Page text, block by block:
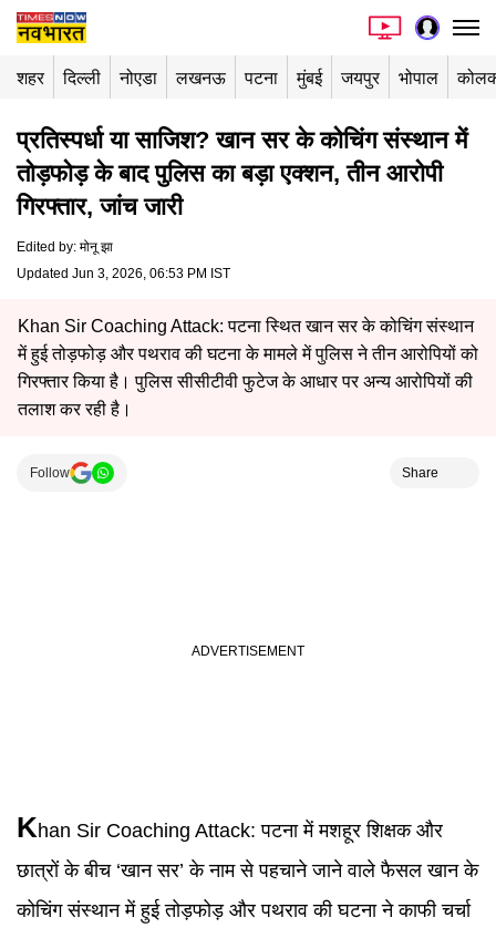
शहर दिल्ली नोएडा लखनऊ पटना मुंबई जयपुर भोपाल
प्रतिस्पर्धा या साजिश? खान सर के कोचिंग संस्थान में
तोड़फोड़ के बाद पुलिस का बड़ा एक्शन, तीन आरोपी
गिरफ्तार, जांच जारी
Edited by: मोनू झा
Updated Jun 3, 2026, 06:53 PM IST
Khan Sir Coaching Attack: पटना स्थित खान सर के कोचिंग संस्थान
में हुई तोड़फोड़ और पथराव की घटना के मामले में पुलिस ने तीन आरोपियों को
गिरफ्तार किया है। पुलिस सीसीटीवी फुटेज के आधार पर अन्य आरोपियों की
तलाश कर रही है।
Follow Share
Khan Sir Coaching Attack:पटना में मशहूर शिक्षक और
छात्रों के बीच ‘खान सर’ के नाम से पहचाने जाने वाले फैसल खान के
कोचिंग संस्थान में हुई तोड़फोड़ और पथराव की घटना ने काफी चर्चा